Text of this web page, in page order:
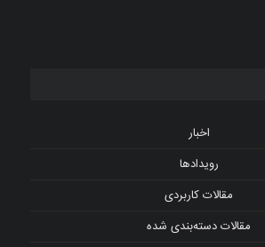
اخبار
رویدادها
مقالات کاربردی
مقالات دسته‌بندی شده